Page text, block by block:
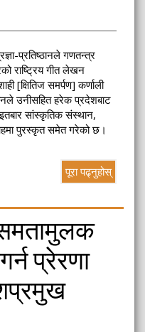
प्रतिष्ठानले गणतन्त्र
राष्ट्रिय गीत लेखन
[क्षितिज समर्पण] कर्णाली
उनीसहित हरेक प्रदेशबाट
सांस्कृतिक संस्थान,
पुरस्कृत समेत गरेको छ।
पूरा पढ्नुहोस्
समतामुलक
प्रेरणा